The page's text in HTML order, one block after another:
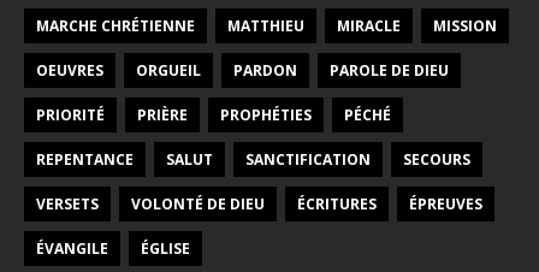
MARCHE CHRÉTIENNE MATTHIEU MIRACLE MISSION
OEUVRES ORGUEIL PARDON PAROLE DE DIEU
PRIORITÉ PRIÈRE PROPHÉTIES PÉCHÉ
REPENTANCE SALUT SANCTIFICATION SECOURS
VERSETS VOLONTÉ DE DIEU ÉCRITURES ÉPREUVES
ÉVANGILE ÉGLISE